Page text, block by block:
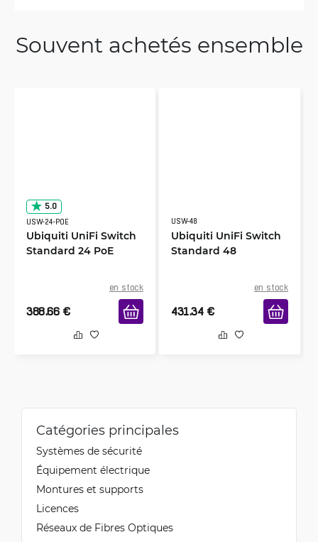
Souvent achetés ensemble
5.0
USW-24-POE
Ubiquiti UniFi Switch
Standard 24 PoE
en stock
388.66 €
USW-48
Ubiquiti UniFi Switch
Standard 48
en stock
431.34 €
Catégories principales
Systèmes de sécurité
Équipement électrique
Montures et supports
Licences
Réseaux de Fibres Optiques